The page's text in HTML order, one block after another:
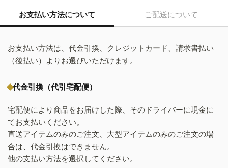
お支払い方法について ご配送について
お支払い方法は、代金引換、クレジットカード、請求書払い
（後払い）よりお選びいただけます。
代金引換（代引宅配便）
宅配便により商品をお届けした際、そのドライバーに現金に
てお支払いください。
直送アイテムのみのご注文、大型アイテムのみのご注文の場
合は、代金引換はできません。
他の支払い方法を選択してください。